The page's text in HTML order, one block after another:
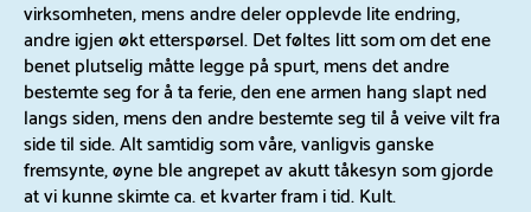
virksomheten, mens andre deler opplevde lite endring,
andre igjen økt etterspørsel. Det føltes litt som om det ene
benet plutselig måtte legge på spurt, mens det andre
bestemte seg for å ta ferie, den ene armen hang slapt ned
langs siden, mens den andre bestemte seg til å veive vilt fra
side til side. Alt samtidig som våre, vanligvis ganske
fremsynte, øyne ble angrepet av akutt tåkesyn som gjorde
at vi kunne skimte ca. et kvarter fram i tid. Kult.